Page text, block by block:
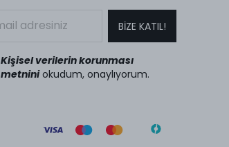
BİZE KATIL!
Kişisel verilerin korunması
metniniokudum, onaylıyorum.